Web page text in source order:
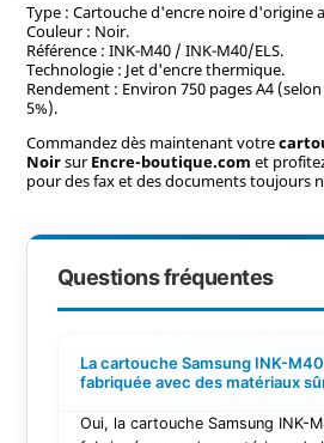
Type : Cartouche d'encre noire d'origine
Couleur : Noir.
Référence : INK-M40 / INK-M40/ELS.
Technologie : Jet d'encre thermique.
Rendement : Environ 750 pages A4
5%).
Commandez dès maintenant votre
NoirsurEncre-boutique.com et
pour des fax et des documents toujours
Questions fréquentes
La cartouche Samsung INK-
fabriquée avec des matériaux
Oui, la cartouche Samsung INK-